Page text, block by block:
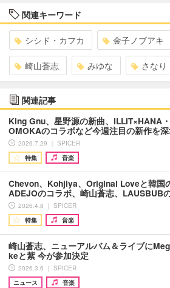
関連キーワード
シシド・カフカ 金子ノブアキ
崎山蒼志 みゆな さなり
関連記事
King Gnu、星野源の新曲、ILLIT×HANA
OMOKAのコラボなど今週注目の新作を
2026.7.29 ｜ SPICER
特集
音楽
Chevon、Kohjiya、Original Loveと韓国
ADEJOのコラボ、崎山蒼志、LAUSBUB
2026.4.8 ｜ SPICER
特集
音楽
崎山蒼志、ニューアルバム＆ライブに
keと紫 今が参加決定
2026.3.6 ｜ SPICER
ニュース
音楽